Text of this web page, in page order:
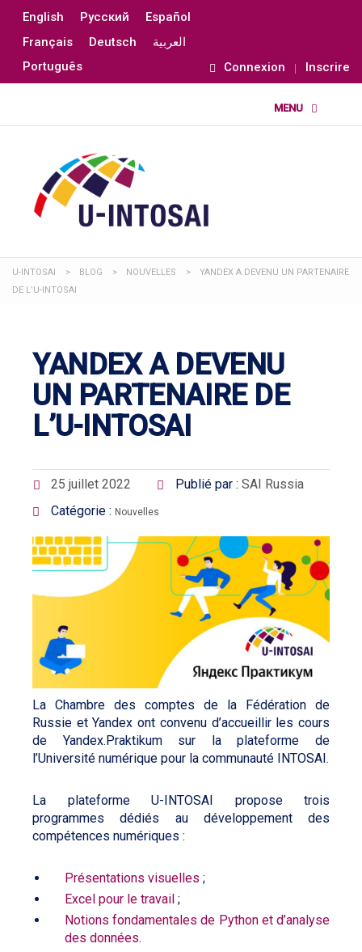
English Русский
Español
Français
Deutsch
العربية
Português
Connexion Inscrire
U-INTOSAI > BLOG > NOUVELLES >
YANDEX A DEVENU UN PARTENAIRE
DE L’U-INTOSAI
YANDEX A DEVENU
UN PARTENAIRE DE
L’U-INTOSAI
25 juillet 2022 Publié par : SAI Russia
Catégorie : Nouvelles
La Chambre des comptes de la Fédération de
Russie et Yandex ont convenu d’accueillir les cours
de Yandex.Praktikum sur la plateforme de
l’Université numérique pour la communauté INTOSAI.
La plateforme U-INTOSAI propose trois
programmes dédiés au développement des
compétences numériques :
Présentations visuelles ;
Excel pour le travail ;
Notions fondamentales de Python et d’analyse
des données.